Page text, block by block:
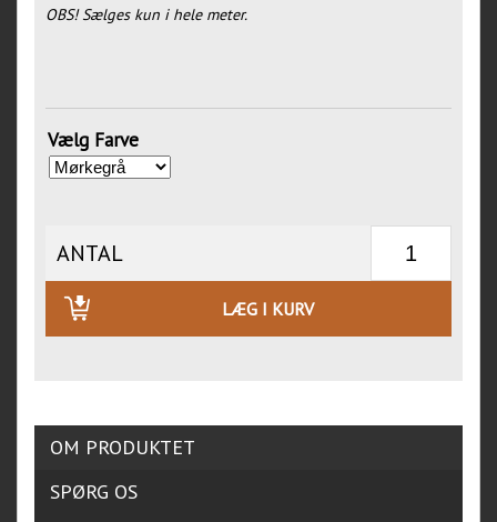
OBS! Sælges kun i hele meter.
Vælg Farve
ANTAL
LÆG I KURV
OM PRODUKTET
SPØRG OS